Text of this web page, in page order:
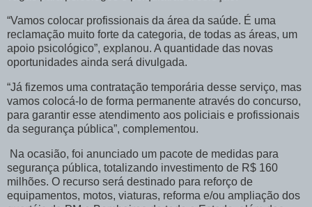
“Vamos colocar profissionais da área da saúde. É uma
reclamação muito forte da categoria, de todas as áreas, um
apoio psicológico”, explanou. A quantidade das novas
oportunidades ainda será divulgada.
“Já fizemos uma contratação temporária desse serviço, mas
vamos colocá-lo de forma permanente através do concurso,
para garantir esse atendimento aos policiais e profissionais
da segurança pública”, complementou.
Na ocasião, foi anunciado um pacote de medidas para
segurança pública, totalizando investimento de R$ 160
milhões. O recurso será destinado para reforço de
equipamentos, motos, viaturas, reforma e/ou ampliação dos